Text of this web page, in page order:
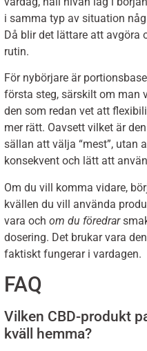
i samma typ av situation
Då blir det lättare att avgöra
rutin.
För nybörjare är
första steg, särskilt om man
den som redan vet att
mer rätt. Oavsett vilket är
sällan att välja “mest”, utan
konsekvent och lätt att
Om du vill komma vidare,
kvällen du vill använda
vara ochom du föredrar
dosering. Det brukar vara
faktiskt fungerar i vardagen.
FAQ
Vilken CBD-produkt
kväll hemma?